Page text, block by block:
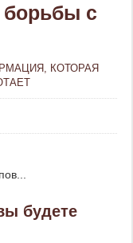
борьбы с
КОТОРАЯ
будете